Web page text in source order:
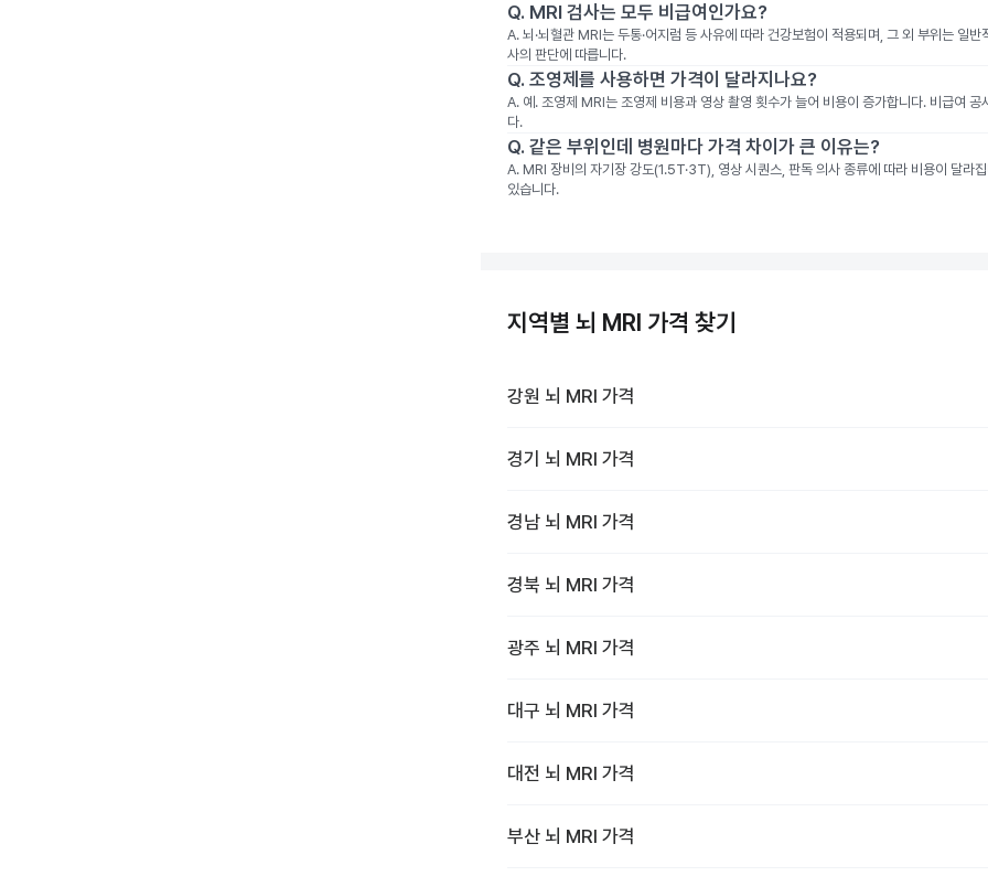
Q. MRI 검사는 모두 비급여인가요?
A. 뇌·뇌혈관 MRI는 두통·어지럼 등 사유에 따라 건강보험이 적용되며, 그 외 부위는 일
사의 판단에 따릅니다.
Q. 조영제를 사용하면 가격이 달라지나요?
A. 예. 조영제 MRI는 조영제 비용과 영상 촬영 횟수가 늘어 비용이 증가합니다. 비급여
다.
Q. 같은 부위인데 병원마다 가격 차이가 큰 이유는?
A. MRI 장비의 자기장 강도(1.5T·3T), 영상 시퀀스, 판독 의사 종류에 따라 비용이 달라
있습니다.
지역별 뇌 MRI 가격 찾기
강원 뇌 MRI 가격
경기 뇌 MRI 가격
경남 뇌 MRI 가격
경북 뇌 MRI 가격
광주 뇌 MRI 가격
대구 뇌 MRI 가격
대전 뇌 MRI 가격
부산 뇌 MRI 가격